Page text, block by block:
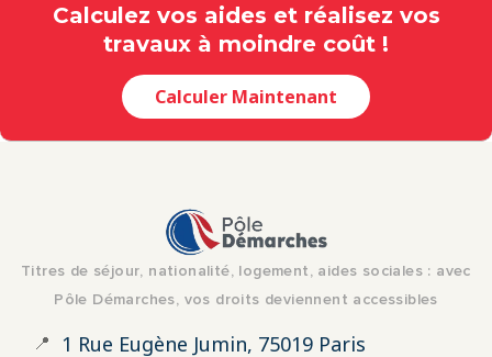
Calculez vos aides et réalisez vos
travaux à moindre coût !
Calculer Maintenant
Titres de séjour, nationalité, logement, aides sociales : avec
Pôle Démarches, vos droits deviennent accessibles
📍 1 Rue Eugène Jumin, 75019 Paris